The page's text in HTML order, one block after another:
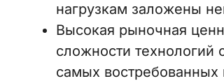
нагрузкам заложены
Высокая рыночная
сложности технологий
самых